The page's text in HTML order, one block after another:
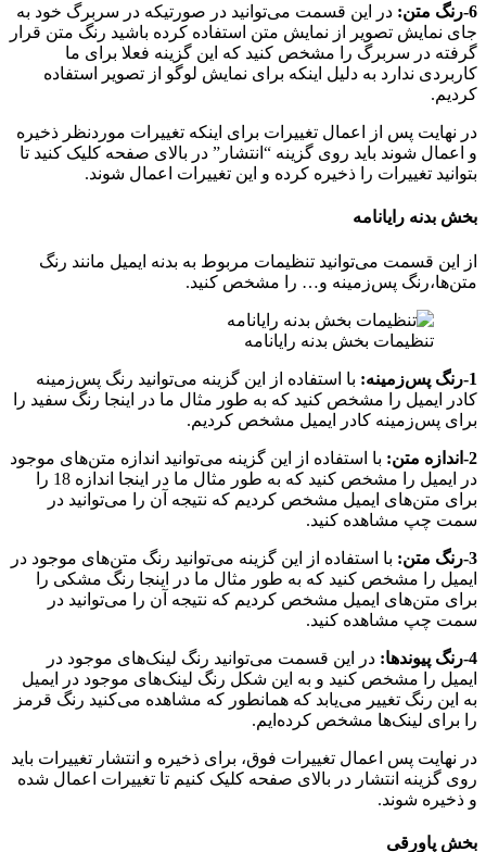
6-رنگ متن:
در این قسمت می‌توانید در صورتیکه در سربرگ خود به
جای نمایش تصویر از نمایش متن استفاده کرده باشید رنگ متن قرار
گرفته در سربرگ را مشخص کنید که این گزینه فعلا برای ما
کاربردی ندارد به دلیل اینکه برای نمایش لوگو از تصویر استفاده
کردیم.
در نهایت پس از اعمال تغییرات برای اینکه تغییرات موردنظر ذخیره
و اعمال شوند باید روی گزینه “انتشار” در بالای صفحه کلیک کنید تا
بتوانید تغییرات را ذخیره کرده و این تغییرات اعمال شوند.
بخش بدنه رایانامه
از این قسمت می‌توانید تنظیمات مربوط به بدنه ایمیل مانند رنگ
متن‌ها،رنگ پس‌زمینه و… را مشخص کنید.
تنظیمات بخش بدنه رایانامه
1-رنگ پس‌زمینه:
با استفاده از این گزینه می‌توانید رنگ پس‌زمینه
کادر ایمیل را مشخص کنید که به طور مثال ما در اینجا رنگ سفید را
برای پس‌زمینه کادر ایمیل مشخص کردیم.
2-اندازه متن:
با استفاده از این گزینه ‌می‌توانید اندازه متن‌های موجود
در ایمیل را مشخص کنید که به طور مثال ما در اینجا اندازه 18 را
برای متن‌های ایمیل مشخص کردیم که نتیجه آن را می‌توانید در
سمت چپ مشاهده کنید.
3-رنگ متن:
با استفاده از این گزینه ‌می‌توانید رنگ متن‌های موجود در
ایمیل را مشخص کنید که به طور مثال ما در اینجا رنگ مشکی را
برای متن‌های ایمیل مشخص کردیم که نتیجه آن را می‌توانید در
سمت چپ مشاهده کنید.
4-رنگ پیوند‌ها:
در این قسمت می‌توانید رنگ لینک‌های موجود در
ایمیل را مشخص کنید و به این شکل رنگ لینک‌های موجود در ایمیل
به این رنگ تغییر می‌یابد که همانطور که مشاهده می‌کنید رنگ قرمز
را برای لینک‌ها مشخص کرده‌ایم.
در نهایت پس اعمال تغییرات فوق، برای ذخیره و انتشار تغییرات باید
روی گزینه انتشار در بالای صفحه کلیک کنیم تا تغییرات اعمال شده
و ذخیره شوند.
بخش پاورقی